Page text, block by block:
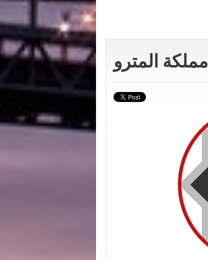
مملكة المترو